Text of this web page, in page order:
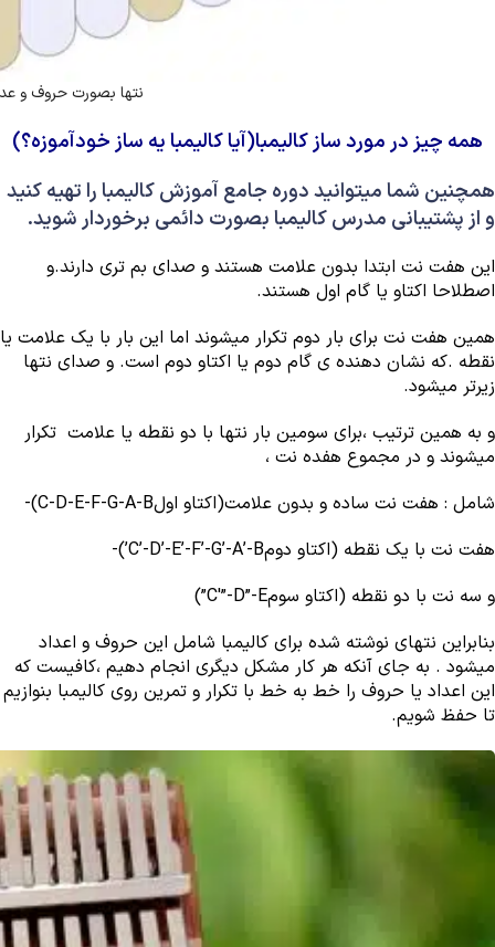
نتها بصورت حروف و
همه چیز در مورد ساز کالیمبا(آیا کالیمبا یه ساز خودآموزه؟)
همچنین شما میتوانید دوره جامع آموزش کالیمبا را تهیه کنید
و از پشتیبانی مدرس کالیمبا بصورت دائمی برخوردار شوید.
این هفت نت ابتدا بدون علامت هستند و صدای بم تری دارند.و
اصطلاحا اکتاو یا گام اول هستند.
همین هفت نت برای بار دوم تکرار میشوند اما این بار با یک علامت یا
نقطه .که نشان دهنده ی گام دوم یا اکتاو دوم است. و صدای نتها
زیرتر میشود.
و به همین ترتیب ،برای سومین بار نتها با دو نقطه یا علامت تکرار
میشوند و در مجموع هفده نت ،
شامل : هفت نت ساده و بدون علامت(اکتاو اولC-D-E-F-G-A-B)-
هفت نت با یک نقطه (اکتاو دومC’-D’-E’-F’-G’-A’-B’)-
و سه نت با دو نقطه (اکتاو سومC'”-D”-E”)
بنابراین نتهای نوشته شده برای کالیمبا شامل این حروف و اعداد
میشود . به جای آنکه هر کار مشکل دیگری انجام دهیم ،کافیست که
این اعداد یا حروف را خط به خط با تکرار و تمرین روی کالیمبا بنوازیم
تا حفظ شویم.